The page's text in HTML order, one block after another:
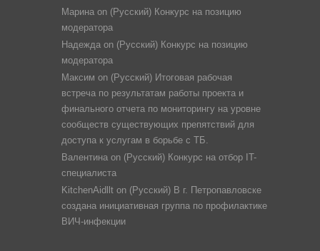
Марина on (Русский) Конкурс на позицию
модератора
Надежда on (Русский) Конкурс на позицию
модератора
Максим on (Русский) Итоговая рабочая
встреча по результатам работы проекта и
финального отчета по мониторингу на уровне
сообществ существующих препятствий для
доступа к услугам в борьбе с ТБ.
Валентина on (Русский) Конкурс на отбор IT-
специалиста
KitchenAidllt on (Русский) В г. Петропавловске
создана инициативная группа по профилактике
ВИЧ-инфекции